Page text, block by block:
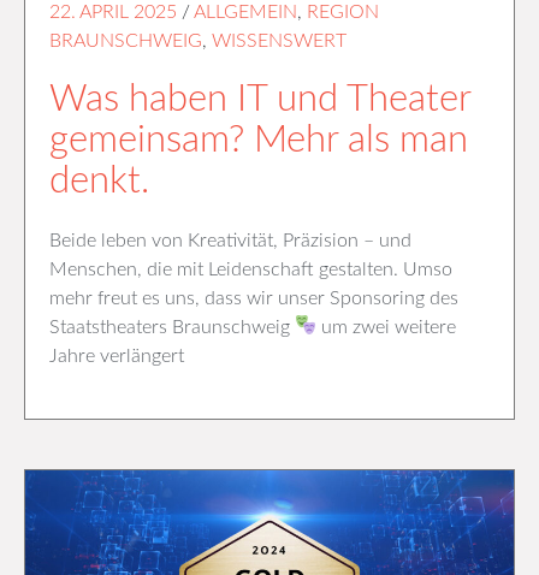
22. APRIL 2025 /ALLGEMEIN, REGION
BRAUNSCHWEIG, WISSENSWERT
Was haben IT und Theater
gemeinsam? Mehr als man
denkt.
Beide leben von Kreativität, Präzision – und
Menschen, die mit Leidenschaft gestalten. Umso
mehr freut es uns, dass wir unser Sponsoring des
Staatstheaters Braunschweig
um zwei weitere
Jahre verlängert